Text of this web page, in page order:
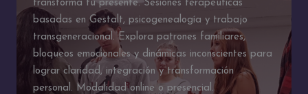
transforma tu presente. Sesiones terapéuticas
basadas en Gestalt, psicogenealogía y trabajo
transgeneracional. Explora patrones familiares,
bloqueos emocionales y dinámicas inconscientes para
lograr claridad, integración y transformación
personal. Modalidad online o presencial.